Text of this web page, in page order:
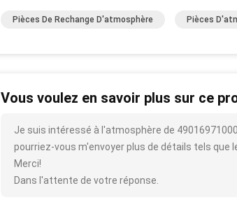
Pièces De Rechange D'atmosphère Pièces
Vous voulez en savoir plus sur ce
Je suis intéressé à l'atmosphère de
pourriez-vous m'envoyer plus de détails tels que
Merci!
Dans l'attente de votre réponse.